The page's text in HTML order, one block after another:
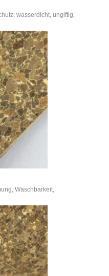
wasserdicht, ungiftig,
Waschbarkeit,